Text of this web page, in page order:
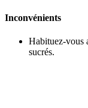
Inconvénients
Habituez-vous
sucrés.